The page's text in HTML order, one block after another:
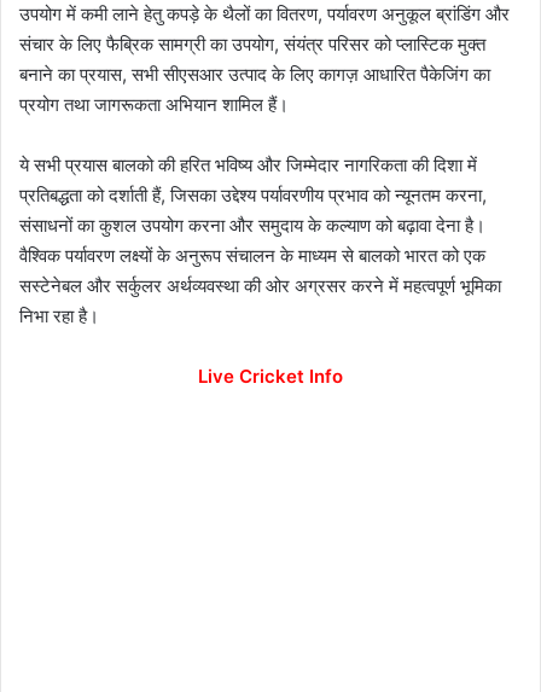
उपयोग में कमी लाने हेतु कपड़े के थैलों का वितरण, पर्यावरण अनुकूल ब्रांडिंग और
संचार के लिए फैब्रिक सामग्री का उपयोग, संयंत्र परिसर को प्लास्टिक मुक्त
बनाने का प्रयास, सभी सीएसआर उत्पाद के लिए कागज़ आधारित पैकेजिंग का
प्रयोग तथा जागरूकता अभियान शामिल हैं।
ये सभी प्रयास बालको की हरित भविष्य और जिम्मेदार नागरिकता की दिशा में
प्रतिबद्धता को दर्शाती हैं, जिसका उद्देश्य पर्यावरणीय प्रभाव को न्यूनतम करना,
संसाधनों का कुशल उपयोग करना और समुदाय के कल्याण को बढ़ावा देना है।
वैश्विक पर्यावरण लक्ष्यों के अनुरूप संचालन के माध्यम से बालको भारत को एक
सस्टेनेबल और सर्कुलर अर्थव्यवस्था की ओर अग्रसर करने में महत्वपूर्ण भूमिका
निभा रहा है।
Live Cricket Info